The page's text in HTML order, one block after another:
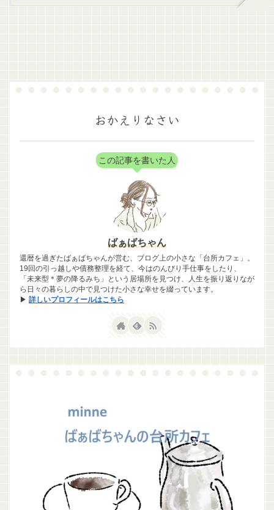
おかえりなさい
この記事を書いた人
ばぁばちゃん
還暦を過ぎたばぁばちゃんが営む、ブログ上の小さな「台所カフェ」。
19回の引っ越しや債務整理を経て、今はのんびり手仕事をしたり、
「未来型＊夢の降るみち」という居場所を見つけ、人生を振り返りなが
ら日々の暮らしの中で見つけた小さな幸せを綴っています。
▶ 詳しいプロフィールはこちら